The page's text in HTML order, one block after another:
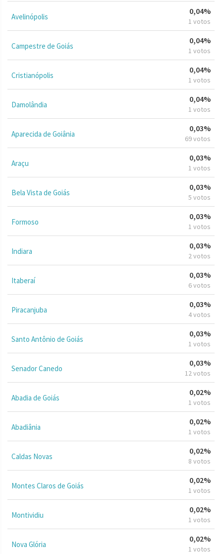
Avelinópolis
0,04%
1 votos
Campestre de Goiás
0,04%
1 votos
Cristianópolis
0,04%
1 votos
Damolândia
0,04%
1 votos
Aparecida de Goiânia
0,03%
69 votos
Araçu
0,03%
1 votos
Bela Vista de Goiás
0,03%
5 votos
Formoso
0,03%
1 votos
Indiara
0,03%
2 votos
Itaberaí
0,03%
6 votos
Piracanjuba
0,03%
4 votos
Santo Antônio de Goiás
0,03%
1 votos
Senador Canedo
0,03%
12 votos
Abadia de Goiás
0,02%
1 votos
Abadiânia
0,02%
1 votos
Caldas Novas
0,02%
8 votos
Montes Claros de Goiás
0,02%
1 votos
Montividiu
0,02%
1 votos
Nova Glória
0,02%
1 votos